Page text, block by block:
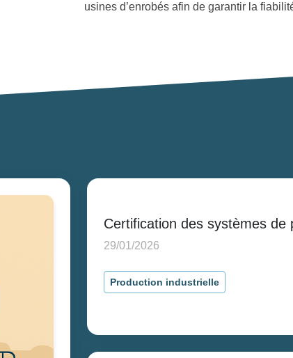
usines d’enrobés afin de garantir la
Certification des systèmes de
29/01/2026
Production industrielle